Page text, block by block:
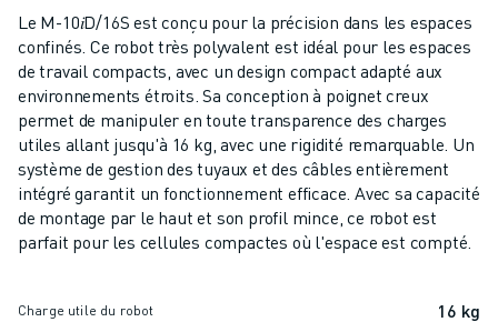
LOGICIEL DE SIMULATION
PRODUITS DE ROBOTIQUE ÉDUCATIVE
AUTOMATISATION DES ROBOTS
ROBOTS DE SOUDAGE À L'ARC
ROBOTS ARTICULÉS
SÉRIE ARC MATE
SÉRIE M-900
ROBOTS DELTA
ROBOTS POUR L'ALIMENTATION ET LES SALLES BLANCHES
Le M-10𝑖D/16S est conçu pour la précision dans les espaces
confinés. Ce robot très polyvalent est idéal pour les espaces
de travail compacts, avec un design compact adapté aux
environnements étroits. Sa conception à poignet creux
permet de manipuler en toute transparence des charges
utiles allant jusqu'à 16 kg, avec une rigidité remarquable. Un
système de gestion des tuyaux et des câbles entièrement
intégré garantit un fonctionnement efficace. Avec sa capacité
de montage par le haut et son profil mince, ce robot est
parfait pour les cellules compactes où l'espace est compté.
Charge utile du robot 16 kg